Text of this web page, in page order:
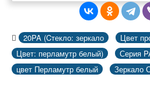
20PA (Cтекло: зеркало
Цвет
Цвет: перламутр белый)
Серия
цвет Перламутр белый
Зеркало